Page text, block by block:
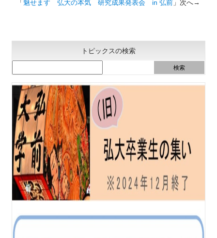
「魅せます 弘大の本気 研究成果発表会 in 弘前 」次へ→
トピックスの検索